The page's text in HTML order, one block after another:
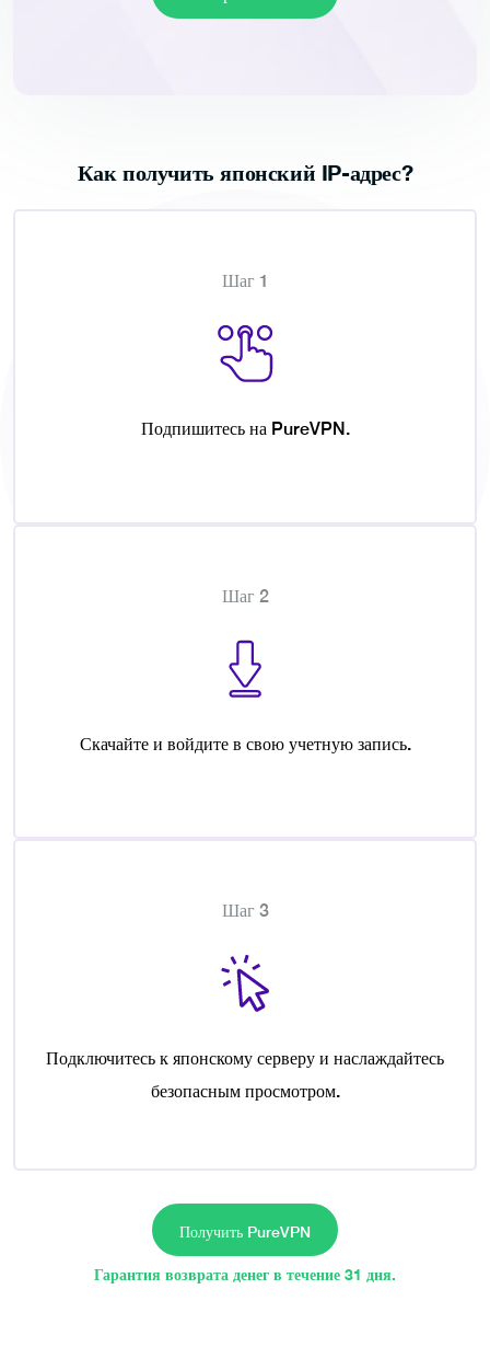
Как получить японский IP-адрес?
Шаг 1
Подпишитесь на PureVPN.
Шаг 2
Скачайте и войдите в свою учетную запись.
Шаг 3
Подключитесь к японскому серверу и наслаждайтесь
безопасным просмотром.
Получить PureVPN
Гарантия возврата денег в течение 31 дня.